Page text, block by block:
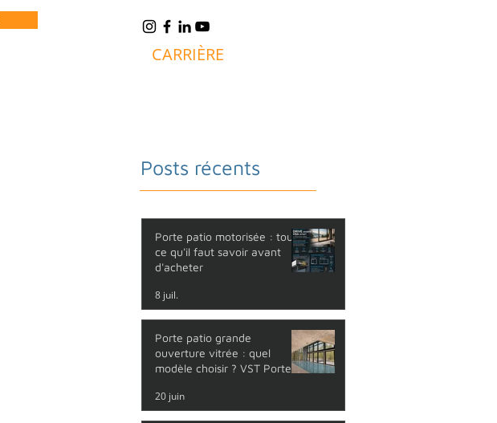
CARRIÈRE
Posts récents
Porte patio motorisée : tout
ce qu'il faut savoir avant
d'acheter
8 juil.
Porte patio grande
ouverture vitrée : quel
modèle choisir ? VST Portes
20 juin